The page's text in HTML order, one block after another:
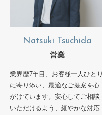
Natsuki Tsuchida
営業
業界歴7年目、お客様一人ひとり
に寄り添い、最適なご提案を心
がけています。安心してご相談
いただけるよう、細やかな対応